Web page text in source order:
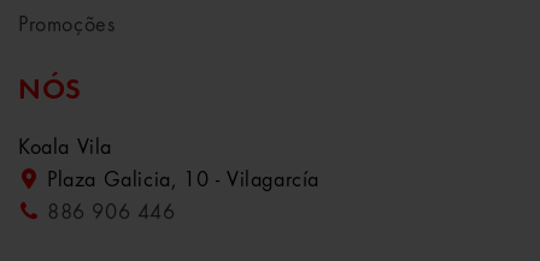
Promoções
NÓS
Koala Vila
Plaza Galicia, 10 - Vilagarcía
886 906 446